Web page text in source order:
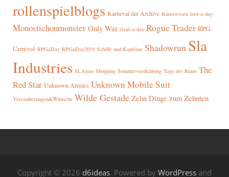
rollenspielblogs Karneval der Archive Kunstwesen loot-a-day
Monostichonmonster Only War rival-a-day Rogue Trader RPG-
Carnival RPGaDay RPGaDay2019 Schiffe und Kapitäne Shadowrun Sla
Industries SLAmas Shopping Sommerverdichtung Tage des Ruins The
Red Star Unknown Armies Unknown Mobile Suit
Verzauberungen&Wünsche Wilde Gestade Zehn Dinge zum Zehnten
Copyright © 2026 d6ideas. Powered by WordPress and